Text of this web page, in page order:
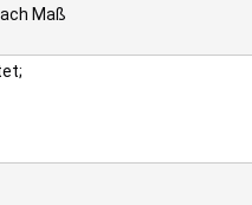
Maß